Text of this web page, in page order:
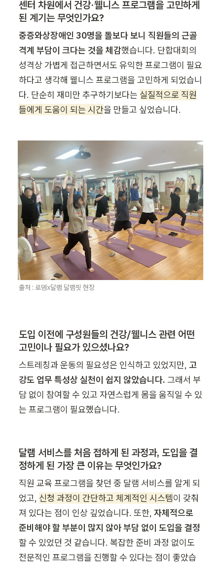
센터 차원에서 건강·웰니스 프로그램을 고민하게
된 계기는 무엇인가요?
중증와상장애인 30명을 돌보다 보니 직원들의 근골
격계 부담이 크다는 것을 체감했습니다. 단합대회의
성격상 가볍게 접근하면서도 유익한 프로그램이 필요
하다고 생각해 웰니스 프로그램을 고민하게 되었습니
다. 단순히 재미만 추구하기보다는 실질적으로 직원
들에게 도움이 되는 시간을 만들고 싶었습니다.
출처 : 로뎀x달램 달램핏 현장
도입 이전에 구성원들의 건강/웰니스 관련 어떤
고민이나 필요가 있으셨나요?
스트레칭과 운동의 필요성은 인식하고 있었지만, 고
강도 업무 특성상 실천이 쉽지 않았습니다. 그래서 부
담 없이 참여할 수 있고 자연스럽게 몸을 움직일 수 있
는 프로그램이 필요했습니다.
달램 서비스를 처음 접하게 된 과정과, 도입을 결
정하게 된 가장 큰 이유는 무엇인가요?
직원 교육 프로그램을 찾던 중 달램 서비스를 알게 되
었고, 신청 과정이 간단하고 체계적인 시스템이 갖춰
져 있다는 점이 인상 깊었습니다. 또한, 자체적으로
준비해야 할 부분이 많지 않아 부담 없이 도입을 결정
할 수 있었던 것 같습니다. 복잡한 준비 과정 없이도
전문적인 프로그램을 진행할 수 있다는 점이 좋았습